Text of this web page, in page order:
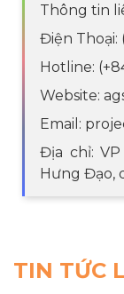
Thông tin
Điện Thoại:
Hotline:
Website:
Email:
Địa chỉ:
Hưng Đạo,
TIN TỨC